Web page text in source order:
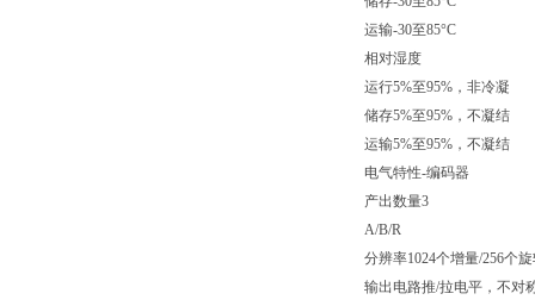
运输-30至85°C
相对湿度
运行5%至95%，非冷凝
储存5%至95%，不凝结
运输5%至95%，不凝结
电气特性-编码器
产出数量3
A/B/R
分辨率1024个增量/256个
输出电路推/拉电平，不对